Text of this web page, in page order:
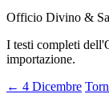
Officio Divino &
I testi completi
importazione.
← 4 Dicembre